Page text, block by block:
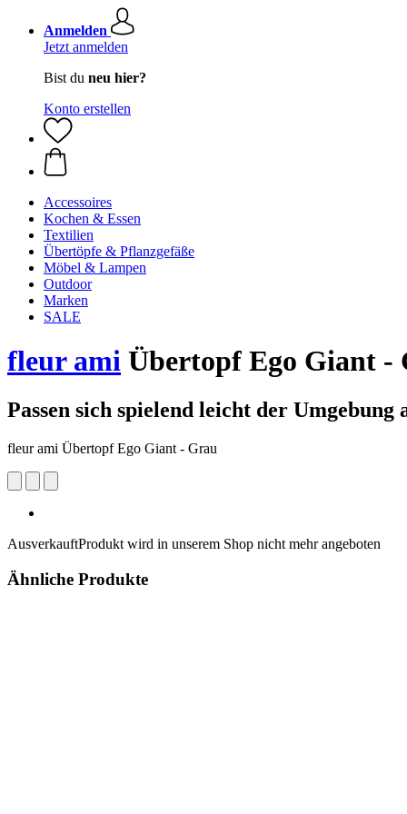
Anmelden
Jetzt anmelden
Bist du neu hier?
Konto erstellen
Accessoires
Kochen & Essen
Textilien
Übertöpfe & Pflanzgefäße
Möbel & Lampen
Outdoor
Marken
SALE
fleur ami Übertopf Ego Giant -
Passen sich spielend leicht der Umgebung
fleur ami Übertopf Ego Giant - Grau
AusverkauftProdukt wird in unserem Shop nicht mehr angeboten
Ähnliche Produkte